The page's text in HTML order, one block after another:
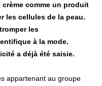
comme un produit
les cellules de la peau.
les
à la mode.
a déjà été saisie.
appartenant au groupe